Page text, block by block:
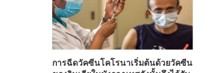
การฉีดวัคซีนโคโรนาเริ่มต้นด้วยวัคซีน